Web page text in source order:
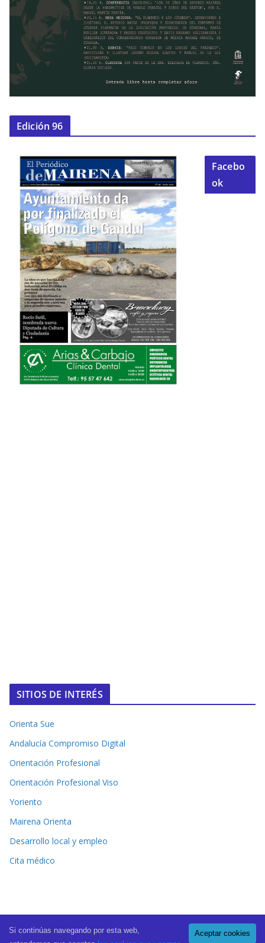
Edición 96
Facebo
ok
SITIOS DE INTERÉS
Orienta Sue
Andalucía Compromiso Digital
Orientación Profesional
Orientación Profesional Viso
Yoriento
Mairena Orienta
Desarrollo local y empleo
Cita médico
Copyright © 2026 El Periódico de Mairena . All rights reserved.
Aceptar cookies
Si continúas navegando por esta web,